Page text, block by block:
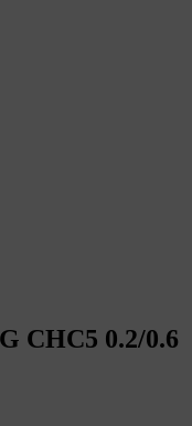
CHC5 0.2/0.6